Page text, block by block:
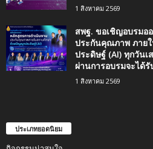
1 สิงหาคม 2569
สพฐ. ขอเชิญอบรมอ
ประกันคุณภาพ ภาย
ประดิษฐ์ (AI) ทุกวันเ
ผ่านการอบรมจะได้
1 สิงหาคม 2569
ประเภทยอดนิยม